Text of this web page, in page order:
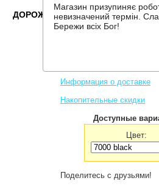
ДОРОЖНЫЙ РЮКЗАК DEUTER
Информация о доставке
Накопительные скидки
Доступные
Цвет:
Поделитесь с друзьями!
Магазин призупиняє
невизначений термін.
Бережи всіх Бог!